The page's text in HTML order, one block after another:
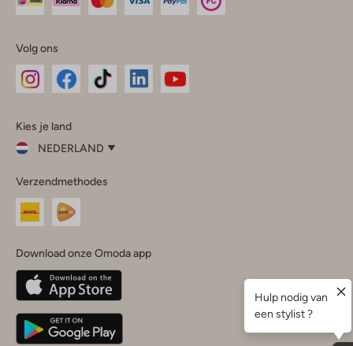
Volg ons
InstagramFacebook
Kies je land
NEDERLAND
je
land
Nederland
Belgique(Français)
Deutschland
Verzendmethodes
Download onze Omoda app